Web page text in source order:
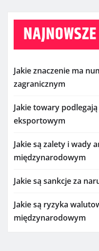
Jakie znaczenie ma
zagranicznym
Jakie towary
eksportowym
Jakie są zalety i wady
międzynarodowym
Jakie są sankcje za
Jakie są ryzyka
międzynarodowym